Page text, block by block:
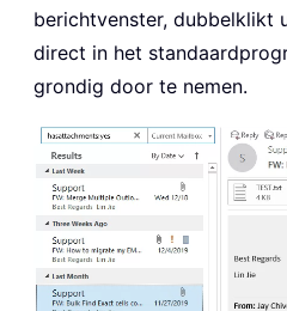
berichtvenster, dubbelklikt
direct in het
grondig door te nemen.